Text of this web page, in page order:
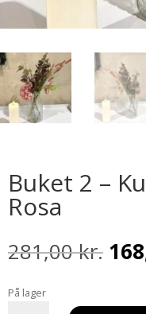
Buket 2 –
Rosa
281,00kr.
var:
På lager